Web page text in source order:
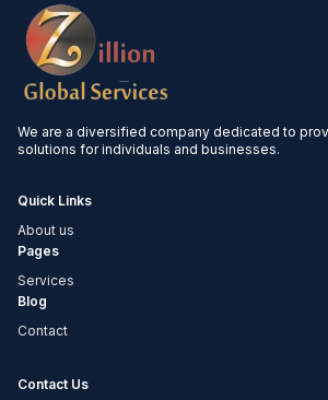
We are a diversified company dedicated to
solutions for individuals and businesses.
Quick Links
About us
Pages
Services
Blog
Contact
Contact Us